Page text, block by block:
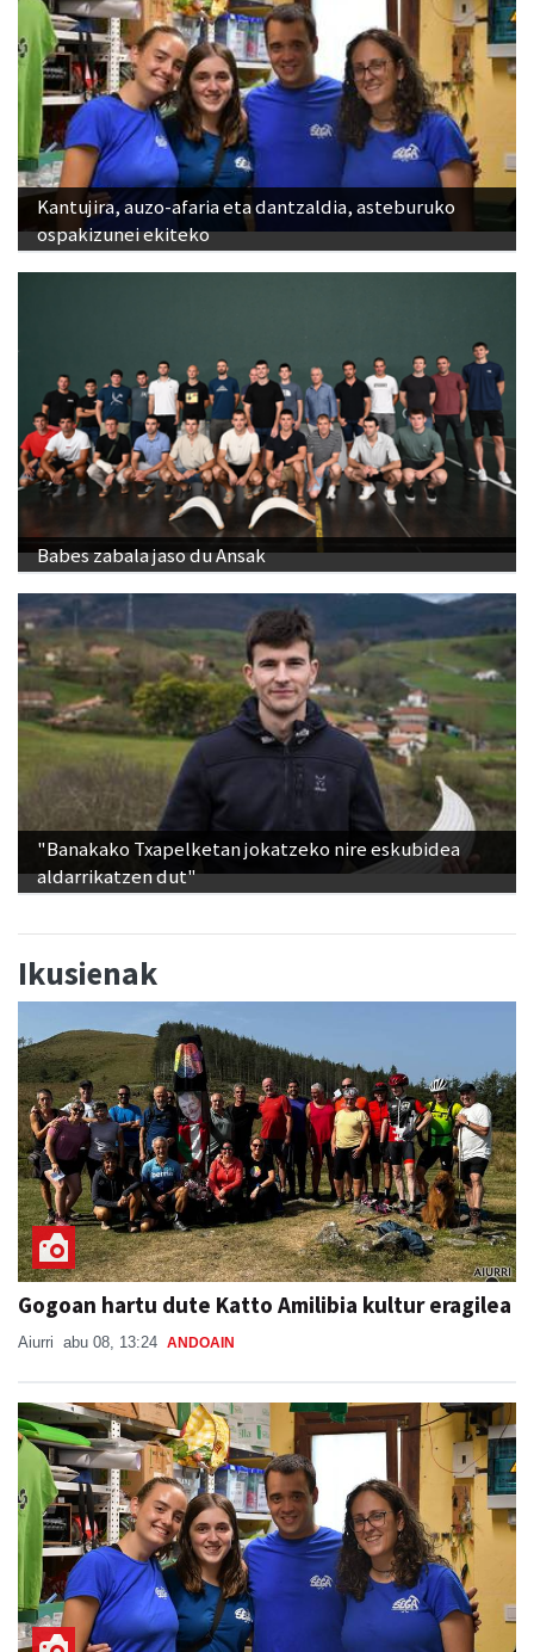
Kantujira, auzo-afaria eta dantzaldia, asteburuko
ospakizunei ekiteko
Babes zabala jaso du Ansak
"Banakako Txapelketan jokatzeko nire eskubidea
aldarrikatzen dut"
Ikusienak
Gogoan hartu dute Katto Amilibia kultur eragilea
Aiurri abu 08, 13:24 ANDOAIN